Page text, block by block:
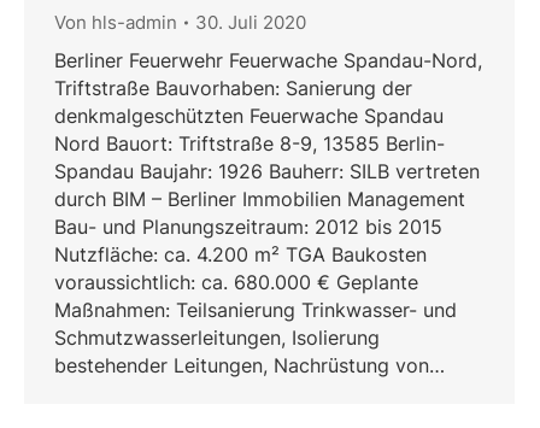
Von hls-admin 30. Juli 2020
Berliner Feuerwehr Feuerwache Spandau-Nord,
Triftstraße Bauvorhaben: Sanierung der
denkmalgeschützten Feuerwache Spandau
Nord Bauort: Triftstraße 8-9, 13585 Berlin-
Spandau Baujahr: 1926 Bauherr: SILB vertreten
durch BIM – Berliner Immobilien Management
Bau- und Planungszeitraum: 2012 bis 2015
Nutzfläche: ca. 4.200 m² TGA Baukosten
voraussichtlich: ca. 680.000 € Geplante
Maßnahmen: Teilsanierung Trinkwasser- und
Schmutzwasserleitungen, Isolierung
bestehender Leitungen, Nachrüstung von…